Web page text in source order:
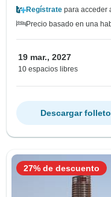
Regístrate para acceder
Precio basado en una
19 mar., 2027
10 espacios libres
Descargar folleto
27% de descuento